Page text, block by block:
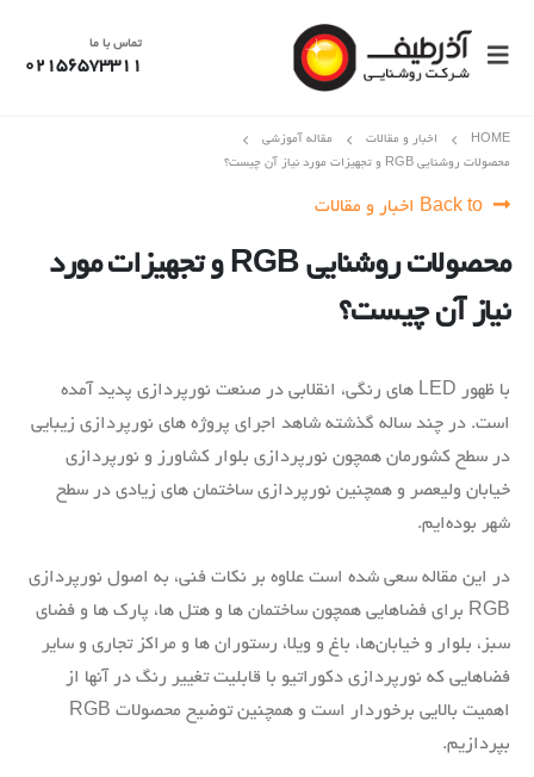
تماس با ما
02156573311
HOME اخبار و مقالات
مقاله آموزشی
محصولات روشنایی RGB و تجهیزات مورد نیاز آن چیست؟
محصولات روشنایی RGB و تجهیزات مورد
نیاز آن چیست؟
با ظهور LED های رنگی، انقلابی در صنعت نورپردازی پدید آمده
است. در چند ساله گذشته شاهد اجرای پروژه های نورپردازی زیبایی
در سطح کشورمان همچون نورپردازی بلوار کشاورز و نورپردازی
خیابان ولیعصر و همچنین نورپردازی ساختمان های زیادی در سطح
شهر بوده‌ایم.
در این مقاله سعی شده است علاوه بر نکات فنی، به اصول نورپردازی
RGB برای فضاهایی همچون ساختمان ها و هتل ها، پارک ها و فضای
سبز، بلوار و خیابان‌ها، باغ و ویلا، رستوران ها و مراکز تجاری و سایر
فضاهایی که نورپردازی دکوراتیو با قابلیت تغییر رنگ در آنها از
اهمیت بالایی برخوردار است و همچنین توضیح محصولات RGB
بپردازیم.